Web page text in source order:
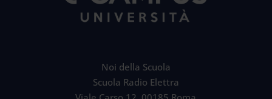
Noi della Scuola
Scuola Radio Elettra